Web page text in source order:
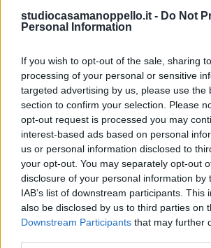
studiocasamanoppello.it - Do Not
Personal Information
If you wish to opt-out of the sale, sharing
processing of your personal or sensitive
targeted advertising by us, please use the
section to confirm your selection. Please
opt-out request is processed you may
interest-based ads based on personal
us or personal information disclosed to
your opt-out. You may separately opt-out
disclosure of your personal information by
IAB’s list of downstream participants. This
also be disclosed by us to third parties on
Downstream Participants that may further
Nominativo
Telefono
Oggetto
Testo
Dichiaro di aver accettato le condizioni
sulla privacy
Accetto
Presto specifico consenso opzionale al
personali per le finalità di marketing diretto.
Accetto